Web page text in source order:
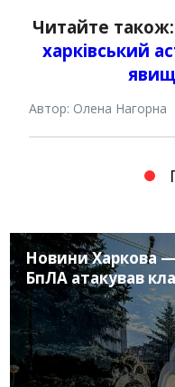
Читайте також:
харківський
Автор: Олена Нагорна
Новини Харкова —
БпЛА атакував